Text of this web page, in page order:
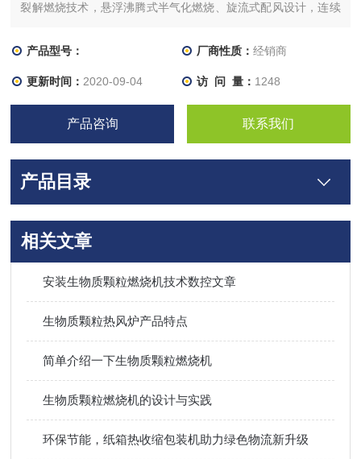
裂解燃烧技术，悬浮沸腾式半气化燃烧、旋流式配风设计，连续
产品型号：
厂商性质： 经销商
更新时间： 2020-09-04 访 问 量： 1248
产品咨询 联系我们
产品目录
相关文章
安装生物质颗粒燃烧机技术数控文章
生物质颗粒热风炉产品特点
简单介绍一下生物质颗粒燃烧机
生物质颗粒燃烧机的设计与实践
环保节能，纸箱热收缩包装机助力绿色物流新升级